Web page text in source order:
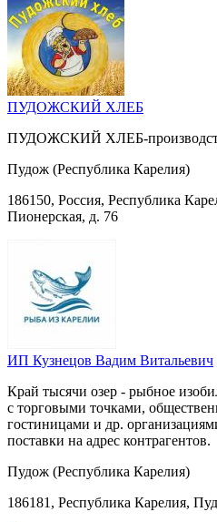
ПУДОЖСКИЙ ХЛЕБ
ПУДОЖСКИЙ ХЛЕБ-
Пудож (Республика Карелия)
186150, Россия, Республика
Пионерская, д. 76
ИП Кузнецов Вадим Витальевич
Край тысячи озер - рыбное
с торговыми точками,
гостиницами и др.
поставки на адрес контрагентов.
Пудож (Республика Карелия)
186181, Республика Карелия,